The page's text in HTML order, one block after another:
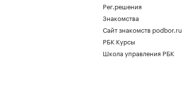
Рег.решения
Знакомства
Сайт знакомств podbor.ru
РБК Курсы
Школа управления РБК